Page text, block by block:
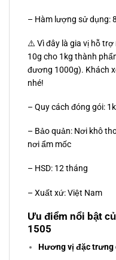
– Hàm lượng sử dụng:
⚠️ Vì đây là gia vị hỗ
10g cho 1kg thành
đương 1000g). Khách
nhé!
– Quy cách đóng gói:
– Bảo quản: Nơi khô
nơi ẩm mốc
– HSD: 12 tháng
– Xuất xứ: Việt Nam
Ưu điểm nổi bật
1505
Hương vị đặc trưng